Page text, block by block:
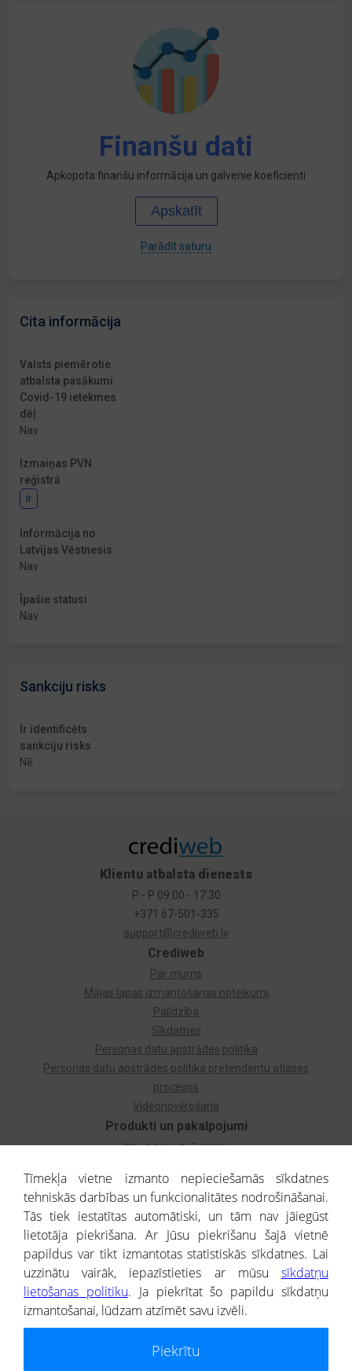
Finanšu dati
Apkopota finanšu informācija un galvenie koeficienti
Apskatīt
Parādīt saturu
Cita informācija
Valsts piemērotie
atbalsta pasākumi
Covid-19 ietekmes
dēļ
Nav
Izmaiņas PVN
reģistrā
Ir
Informācija no
Latvijas Vēstnesis
Nav
Īpašie statusi
Nav
Sankciju risks
Ir identificēts
sankciju risks
Nē
Produkti un pakalpojumi
Izziņa par uzņēmumu
Dzimtas koks
Uzņēmumu atlase
Monitorings
Kredītizziņa par ārvalstu uzņēmumiem
Crediweb
Par mums
Mājas lapas izmantošanas noteikumi
Palīdzība
Sīkdatnes
Personas datu apstrādes politika
Personas datu apstrādes politika pretendentu atlases
procesos
Videonovērošana
Klientu atbalsta dienests
P - P 09:00 - 17:30
+371 67-501-335
support@crediweb.lv
® CREDITREFORM Latvija
SIA
Tīmekļa vietne izmanto nepieciešamās sīkdatnes
tehniskās darbības un funkcionalitātes nodrošināšanai.
Tās tiek iestatītas automātiski, un tām nav jāiegūst
lietotāja piekrišana. Ar Jūsu piekrišanu šajā vietnē
papildus var tikt izmantotas statistiskās sīkdatnes. Lai
uzzinātu vairāk, iepazīstieties ar mūsu sīkdatņu
lietošanas politiku. Ja piekrītat šo papildu sīkdatņu
izmantošanai, lūdzam atzīmēt savu izvēli.
Piekrītu